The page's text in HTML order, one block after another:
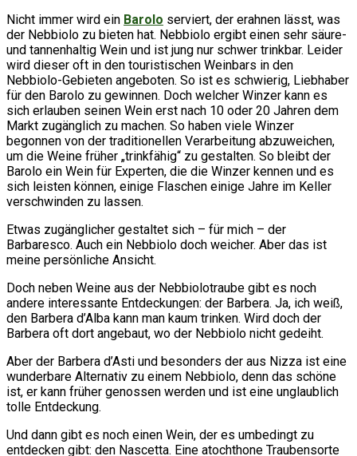
Nicht immer wird ein Barolo serviert, der erahnen lässt, was
der Nebbiolo zu bieten hat. Nebbiolo ergibt einen sehr säure-
und tannenhaltig Wein und ist jung nur schwer trinkbar. Leider
wird dieser oft in den touristischen Weinbars in den
Nebbiolo-Gebieten angeboten. So ist es schwierig, Liebhaber
für den Barolo zu gewinnen. Doch welcher Winzer kann es
sich erlauben seinen Wein erst nach 10 oder 20 Jahren dem
Markt zugänglich zu machen. So haben viele Winzer
begonnen von der traditionellen Verarbeitung abzuweichen,
um die Weine früher „trinkfähig“ zu gestalten. So bleibt der
Barolo ein Wein für Experten, die die Winzer kennen und es
sich leisten können, einige Flaschen einige Jahre im Keller
verschwinden zu lassen.
Etwas zugänglicher gestaltet sich – für mich – der
Barbaresco. Auch ein Nebbiolo doch weicher. Aber das ist
meine persönliche Ansicht.
Doch neben Weine aus der Nebbiolotraube gibt es noch
andere interessante Entdeckungen: der Barbera. Ja, ich weiß,
den Barbera d’Alba kann man kaum trinken. Wird doch der
Barbera oft dort angebaut, wo der Nebbiolo nicht gedeiht.
Aber der Barbera d’Asti und besonders der aus Nizza ist eine
wunderbare Alternativ zu einem Nebbiolo, denn das schöne
ist, er kann früher genossen werden und ist eine unglaublich
tolle Entdeckung.
Und dann gibt es noch einen Wein, der es umbedingt zu
entdecken gibt: den Nascetta. Eine atochthone Traubensorte